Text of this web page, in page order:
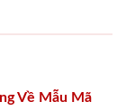
Về Mẫu Mã